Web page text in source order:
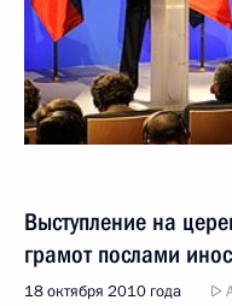
Выступление на
грамот послами
18 октября 2010 года